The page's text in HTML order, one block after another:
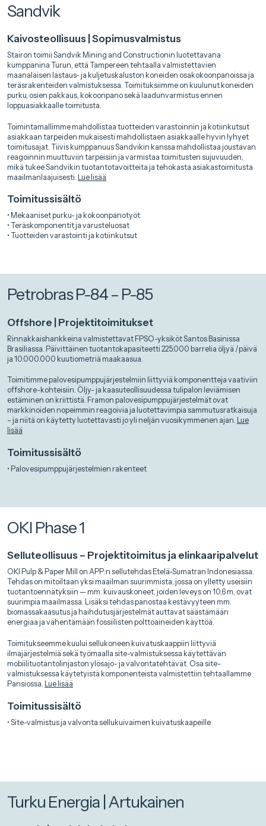
Sandvik
Kaivosteollisuus | Sopimusvalmistus
Stairon toimii Sandvik Mining and Constructionin luotettavana
kumppanina Turun, että Tampereen tehtaalla valmistettavien
maanalaisen lastaus- ja kuljetuskaluston koneiden osakokoonpanoissa ja
teräsrakenteiden valmistuksessa. Toimituksiimme on kuulunut koneiden
purku, osien pakkaus, kokoonpano sekä laadunvarmistus ennen
loppuasiakkaalle toimitusta.
Toimintamallimme mahdollistaa tuotteiden varastoinnin ja kotiinkutsut
asiakkaan tarpeiden mukaisesti mahdollistaen asiakkaalle hyvin lyhyet
toimitusajat. Tiivis kumppanuus Sandvikin kanssa mahdollistaa joustavan
reagoinnin muuttuviin tarpeisiin ja varmistaa toimitusten sujuvuuden,
mikä tukee Sandvikin tuotantotavoitteita ja tehokasta asiakastoimitusta
maailmanlaajuisesti. Lue lisää
Toimitussisältö
• Mekaaniset purku- ja kokoonpanotyöt
• Teräskomponentit ja varusteluosat
• Tuotteiden varastointi ja kotiinkutsut
Petrobras P-84 – P-85
Offshore | Projektitoimitukset
Rinnakkaishankkeina valmistettavat FPSO-yksiköt Santos Basinissa
Brasiliassa. Päivittäinen tuotantokapasiteetti 225.000 barrelia öljyä /päivä
ja 10.000.000 kuutiometriä maakaasua.
Toimitimme palovesipumppujärjestelmiin liittyviä komponentteja vaativiin
offshore-kohteisiin. Öljy- ja kaasuteollisuudessa tulipalon leviämisen
estäminen on kriittistä. Framon palovesipumppujärjestelmät ovat
markkinoiden nopeimmin reagoivia ja luotettavimpia sammutusratkaisuja
– ja niitä on käytetty luotettavasti jo yli neljän vuosikymmenen ajan. Lue
lisää
Toimitussisältö
• Palovesipumppujärjestelmien rakenteet
OKI Phase 1
Selluteollisuus – Projektitoimitus ja elinkaaripalvelut
OKI Pulp & Paper Mill on APP:n sellutehdas Etelä-Sumatran Indonesiassa.
Tehdas on mitoiltaan yksi maailman suurimmista, jossa on ylletty useisiin
tuotantoennätyksiin — mm. kuivauskoneet, joiden leveys on 10,6 m, ovat
suurimpia maailmassa. Lisäksi tehdas panostaa kestävyyteen mm.
biomassakaasutus ja haihdutusjärjestelmät auttavat säästämään
energiaa ja vähentämään fossiilisten polttoaineiden käyttöä.
Toimitukseemme kuului sellukoneen kuivatuskaappiin liittyviä
ilmajärjestelmiä sekä työmaalla site-valmistuksessa käytettävän
mobiilituotantolinjaston ylösajo- ja valvontatehtävät. Osa site-
valmistuksessa käytetyistä komponenteista valmistettiin tehtaallamme
Pansiossa.
Lue lisää
Toimitussisältö
• Site-valmistus ja valvonta sellukuivaimen kuivatuskaapeille
Turku Energia | Artukainen